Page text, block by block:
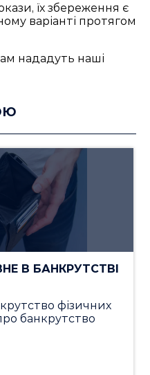
їх збереження є
варіанті протягом
нададуть наші
В БАНКРУТСТВІ
фізичних
банкрутство